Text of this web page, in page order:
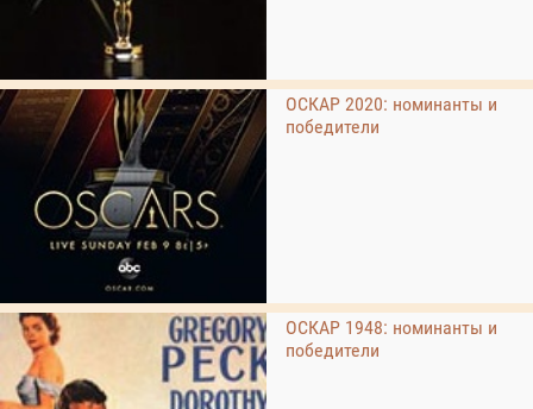
ОСКАР 2020: номинанты и
победители
ОСКАР 1948: номинанты и
победители